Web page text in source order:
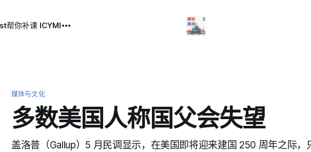
帮你补课 ICYMI
媒体与文化
多数美国人称国父会失望
盖洛普（Gallup）5 月民调显示，在美国即将迎来建国 250 周年之际，